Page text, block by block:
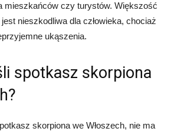
mieszkańców czy turystów. Większość
nieszkodliwa dla człowieka, chociaż
ukąszenia.
spotkasz skorpiona
skorpiona we Włoszech, nie ma